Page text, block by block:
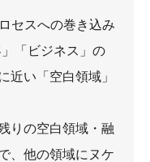
セスへの巻き込み
「ビジネス」の
近い「空白領域」
りの空白領域・融
、他の領域にヌケ